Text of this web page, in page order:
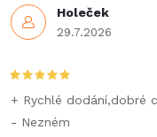
r
k
y
Holeček
29.7.2026
+ Rychlé dodání,dobré
- Nezném